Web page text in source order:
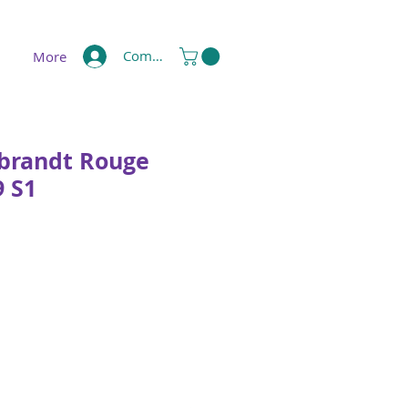
More Compte
Rouge